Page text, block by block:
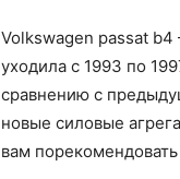
Volkswagen passat b4
уходила с 1993 по
сравнению с
новые силовые
вам